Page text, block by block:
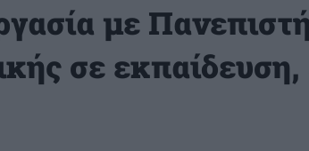
με
σε